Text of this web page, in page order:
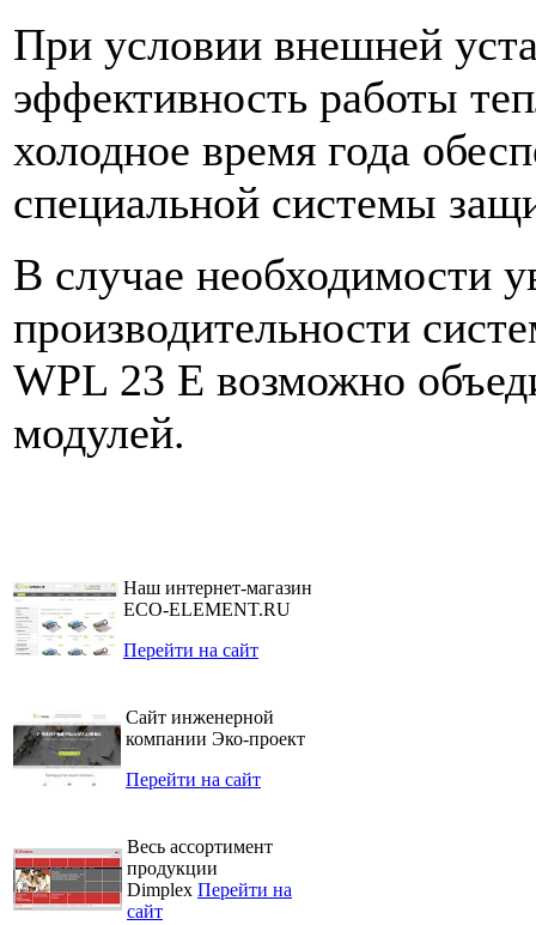
При условии внешней
эффективность работы
холодное время года
специальной системы
В случае необходимости
производительности
WPL 23 E возможно
модулей.
Наш интернет-магазин
ECO-ELEMENT.RU
Перейти на сайт
Сайт инженерной
компании Эко-проект
Перейти на сайт
Весь ассортимент
продукции
Dimplex Перейти на
сайт